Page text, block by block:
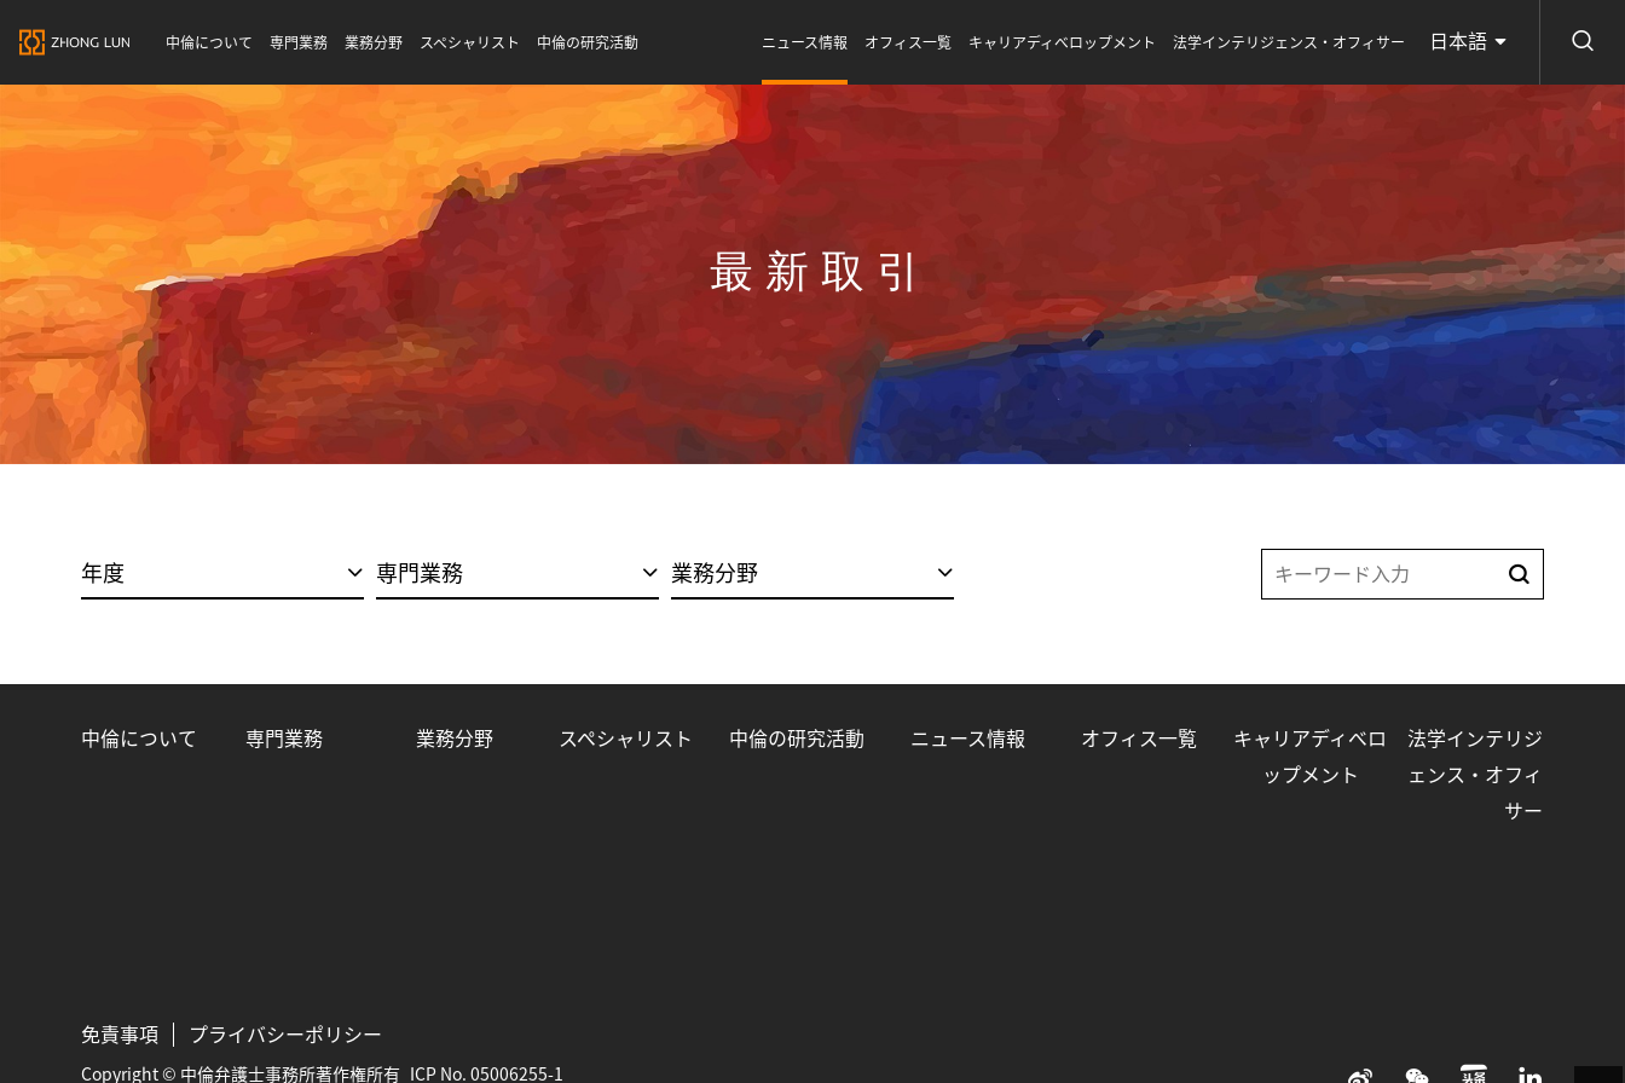
中倫について 専門業務 業務分野 スペシャリスト 中倫の研究活動 ニュース情報 オフィス一覧 キャリアディベロップメント 法学インテリジェンス・オフィサー 日本語
最新取引
年度 専門業務 業務分野
中倫について 専門業務 業務分野 スペシャリスト 中倫の研究活動 ニュース情報 オフィス一覧
キャリアディベロ
ップメント
法学インテリジ
ェンス・オフィ
サー
免責事項 プライバシーポリシー
Copyright © 中倫弁護士事務所著作権所有 ICP No. 05006255-1